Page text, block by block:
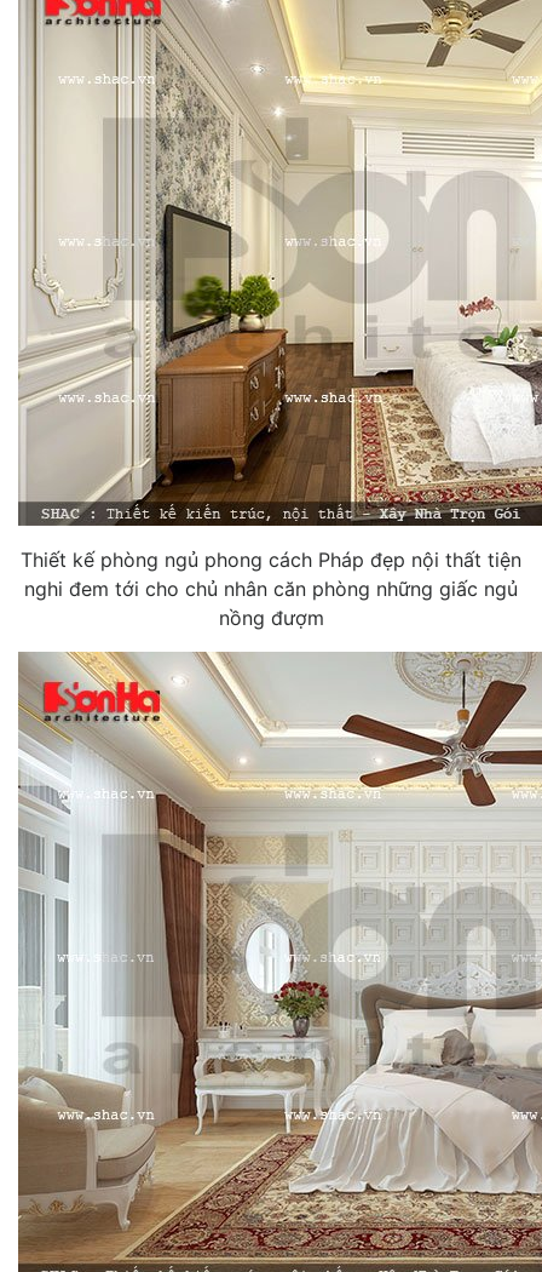
Thiết kế phòng ngủ phong cách Pháp đẹp nội thất tiện
nghi đem tới cho chủ nhân căn phòng những giấc ngủ
nồng đượm